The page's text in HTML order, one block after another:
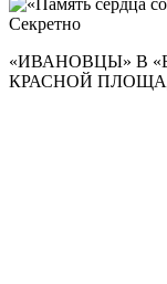
«ИВАНОВЦЫ» В
КРАСНОЙ